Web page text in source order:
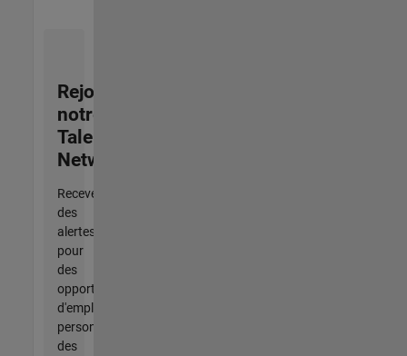
Rejoignez
notre
Talent
Network
Recevez
des
alertes
pour
des
opportunités
d'emploi
personnalisées,
des